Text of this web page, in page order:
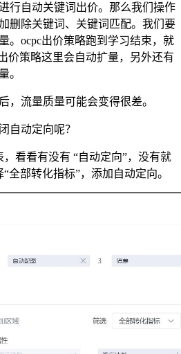
行自动关键词出价。那么我们操作
删除关键词、关键词匹配。我们要
。ocpc出价策略跑到学习结束，就
价策略这里会自动扩量，另外还有
。
，流量质量可能会变得很差。
自动定向呢？
看看有没有 “自动定向”，没有就
全部转化指标”，添加自动定向。